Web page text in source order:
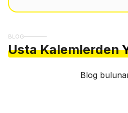
BLOG
Usta Kalemlerden
Blog